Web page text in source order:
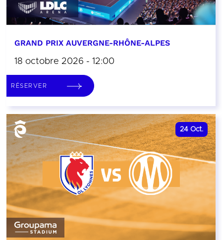
GRAND PRIX AUVERGNE-RHÔNE-ALPES
18 octobre 2026 - 12:00
RÉSERVER
24 Oct.